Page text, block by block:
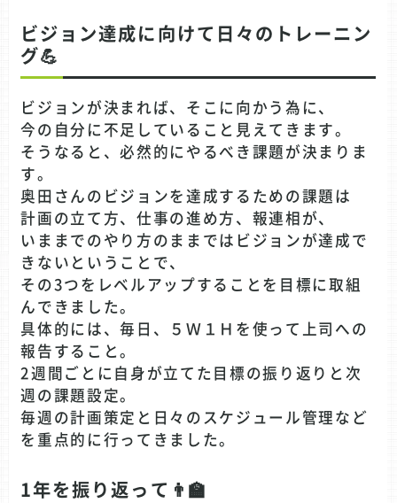
ビジョン達成に向けて日々のトレーニン
グ💪
ビジョンが決まれば、そこに向かう為に、
今の自分に不足していること見えてきます。
そうなると、必然的にやるべき課題が決まりま
す。
奥田さんのビジョンを達成するための課題は
計画の立て方、仕事の進め方、報連相が、
いままでのやり方のままではビジョンが達成で
きないということで、
その3つをレベルアップすることを目標に取組
んできました。
具体的には、毎日、５Ｗ１Ｈを使って上司への
報告すること。
2週間ごとに自身が立てた目標の振り返りと次
週の課題設定。
毎週の計画策定と日々のスケジュール管理など
を重点的に行ってきました。
1年を振り返って👨‍🏫